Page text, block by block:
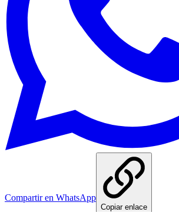
Compartir en WhatsApp
Copiar enlace